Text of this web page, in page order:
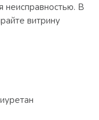
неисправностью. В
витрину